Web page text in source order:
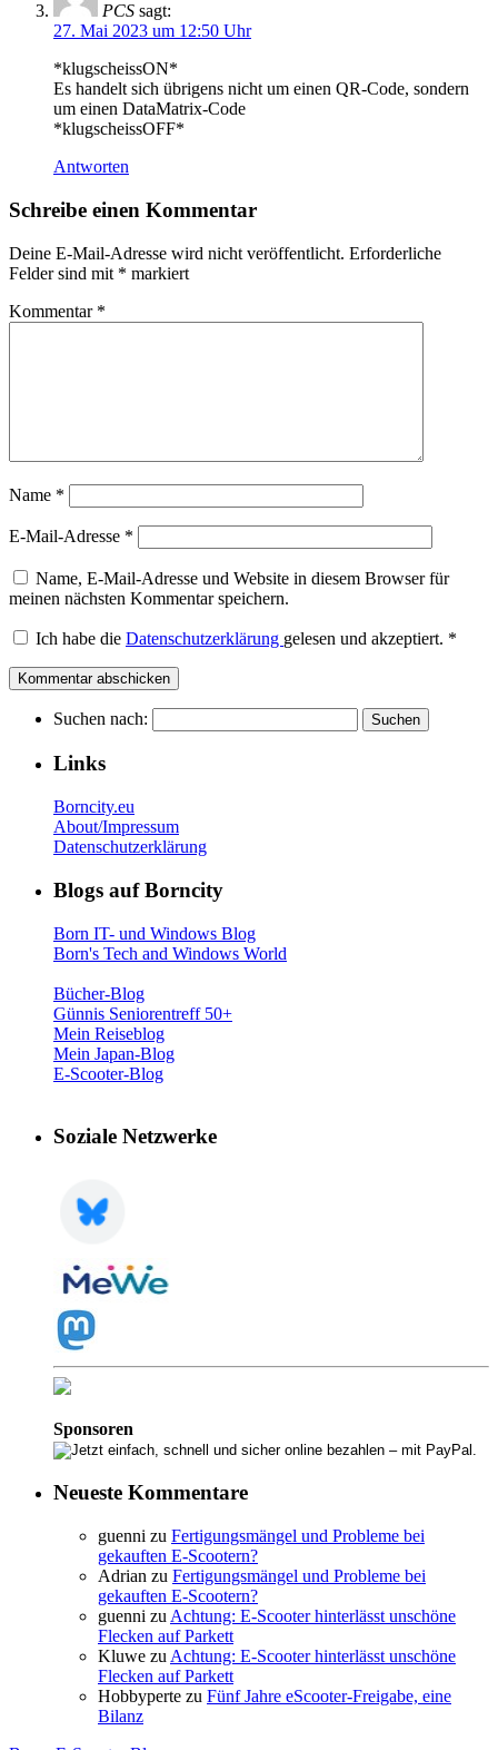
PCS sagt:
27. Mai 2023 um 12:50 Uhr
*klugscheissON*
Es handelt sich übrigens nicht um einen QR-Code, sondern
um einen DataMatrix-Code
*klugscheissOFF*
Antworten
Schreibe einen Kommentar
Deine E-Mail-Adresse wird nicht veröffentlicht. Erforderliche
Felder sind mit * markiert
Kommentar *
Name *
E-Mail-Adresse *
Name, E-Mail-Adresse und Website in diesem Browser für
meinen nächsten Kommentar speichern.
Ich habe die Datenschutzerklärung gelesen und akzeptiert. *
Suchen nach:
Links
Borncity.eu
About/Impressum
Datenschutzerklärung
Blogs auf Borncity
Born IT- und Windows Blog
Born's Tech and Windows World
Bücher-Blog
Günnis Seniorentreff 50+
Mein Reiseblog
Mein Japan-Blog
E-Scooter-Blog
Soziale Netzwerke
Sponsoren
Neueste Kommentare
guenni zu Fertigungsmängel und Probleme bei
gekauften E-Scootern?
Adrian zu Fertigungsmängel und Probleme bei
gekauften E-Scootern?
guenni zu Achtung: E-Scooter hinterlässt unschöne
Flecken auf Parkett
Kluwe zu Achtung: E-Scooter hinterlässt unschöne
Flecken auf Parkett
Hobbyperte zu Fünf Jahre eScooter-Freigabe, eine
Bilanz